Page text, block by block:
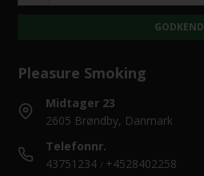
GODKEND
Pleasure Smoking
Midtager 23
2605 Brøndby, Danmark
Telefonnr.
43751234 / +4528402258